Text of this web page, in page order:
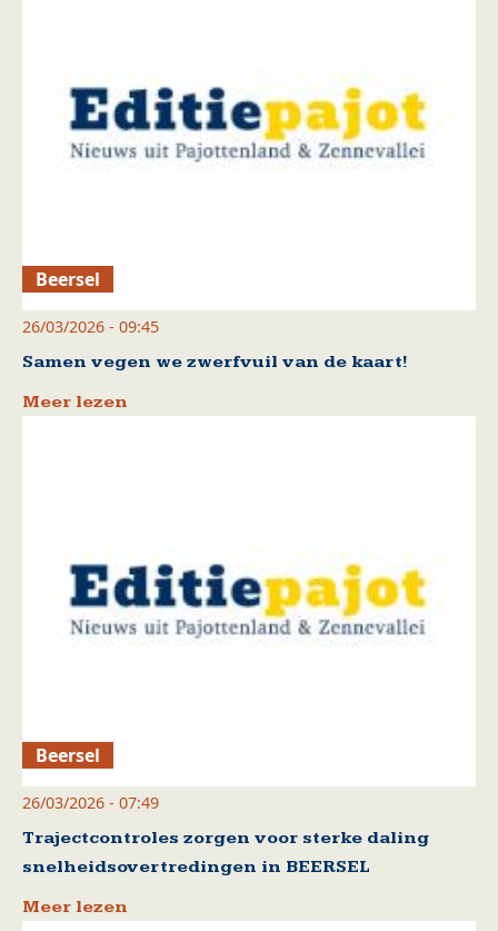
Beersel
26/03/2026 - 09:45
Samen vegen we zwerfvuil van de kaart!
Meer lezen
Beersel
26/03/2026 - 07:49
Trajectcontroles zorgen voor sterke daling
snelheidsovertredingen in BEERSEL
Meer lezen